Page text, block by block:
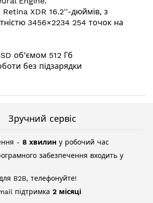
XDR 16.2''-дюймів, з
3456×2234 254 точок на
об’ємом 512 Гб
без підзарядки
Зручний сервіс
- 8 хвилин у робочий час
забезпечення входить у
B2B, телефонуйте!
підтримка 2 місяці